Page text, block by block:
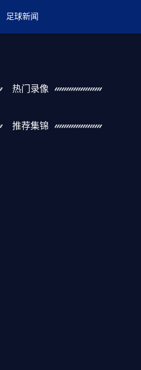
足球新闻
热门录像
推荐集锦